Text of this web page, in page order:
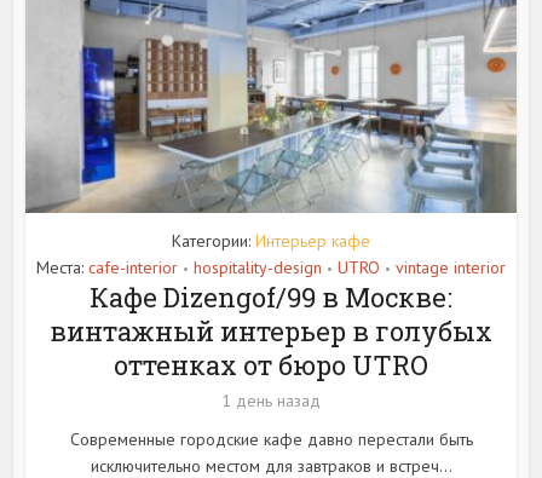
Категории: Интерьер кафе
Места: cafe-interior • hospitality-design • UTRO • vintage interior
Кафе Dizengof/99 в Москве:
винтажный интерьер в голубых
оттенках от бюро UTRO
1 день назад
Современные городские кафе давно перестали быть
исключительно местом для завтраков и встреч...